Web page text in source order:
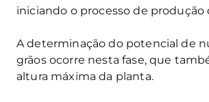
iniciando o processo de produção
A determinação do potencial de
grãos ocorre nesta fase, que
altura máxima da planta.